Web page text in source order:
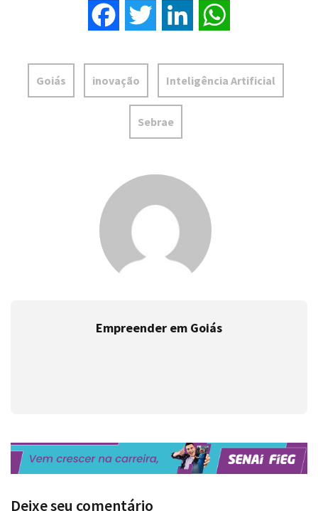
Facebook Twitter LinkedIn
Goiás inovação Inteligência Artificial
Sebrae
Empreender em Goiás
Deixe seu comentário